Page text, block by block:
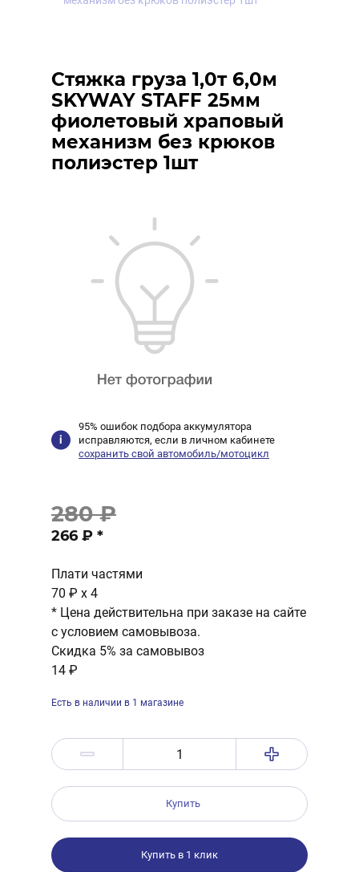
Стяжка груза 1,0т 6,0м
SKYWAY STAFF 25мм
фиолетовый храповый
механизм без крюков
полиэстер 1шт
95% ошибок подбора аккумулятора
исправляются, если в личном кабинете
сохранить свой автомобиль/мотоцикл
280 ₽
266 ₽ *
Плати частями
70 ₽ x 4
* Цена действительна при заказе на сайте
с условием самовывоза.
Скидка 5% за самовывоз
14 ₽
Есть в наличии в 1 магазине
Купить
Купить в 1 клик